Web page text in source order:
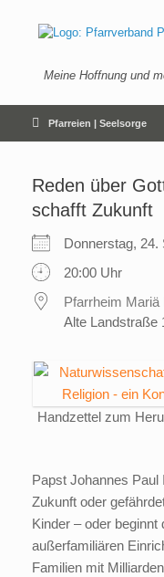
springen
Meine Hoffnung und
Pfarreien | Seelsorge
Reden über
schafft Zukunft
Donnerstag,
20:00 Uhr
Pfarrheim
Alte Landstraße
Handzettel zum
Papst Johannes Paul
Zukunft oder
Kinder – oder beginnt
außerfamiliären
Familien mit